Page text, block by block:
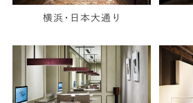
横浜・日本大通り